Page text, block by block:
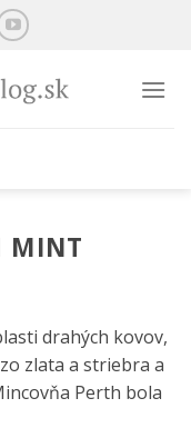
MINT
drahých kovov,
zlata a striebra a
Perth bola